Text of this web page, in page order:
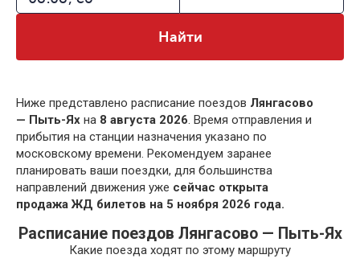
Найти
Ниже представлено расписание поездов Лянгасово
— Пыть-Ях на 8 августа 2026. Время отправления и
прибытия на станции назначения указано по
московскому времени. Рекомендуем заранее
планировать ваши поездки, для большинства
направлений движения уже сейчас открыта
продажа ЖД билетов на 5 ноября 2026 года.
Расписание поездов Лянгасово — Пыть-Ях
Какие поезда ходят по этому маршруту